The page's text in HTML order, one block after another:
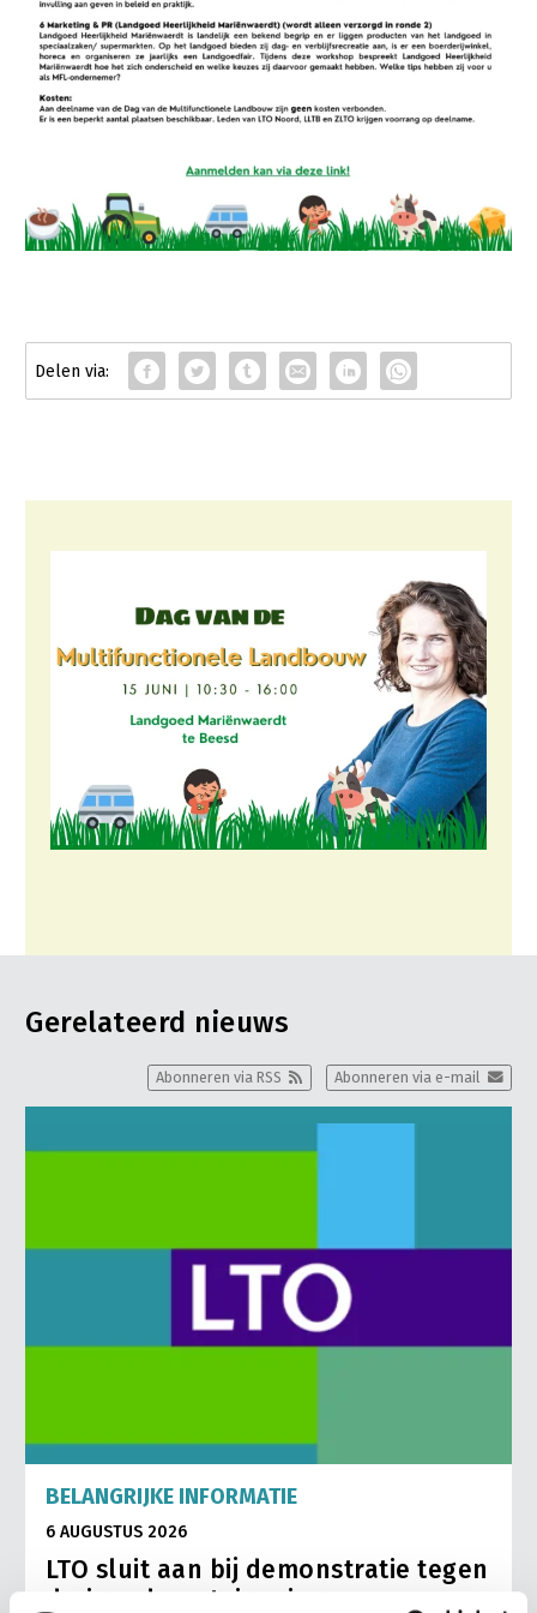
Contact
Gerelateerd nieuws
Abonneren via e-mail
Abonneren via RSS
BELANGRIJKE INFORMATIE
6 AUGUSTUS 2026
LTO sluit aan bij demonstratie tegen
dreigende onteigening